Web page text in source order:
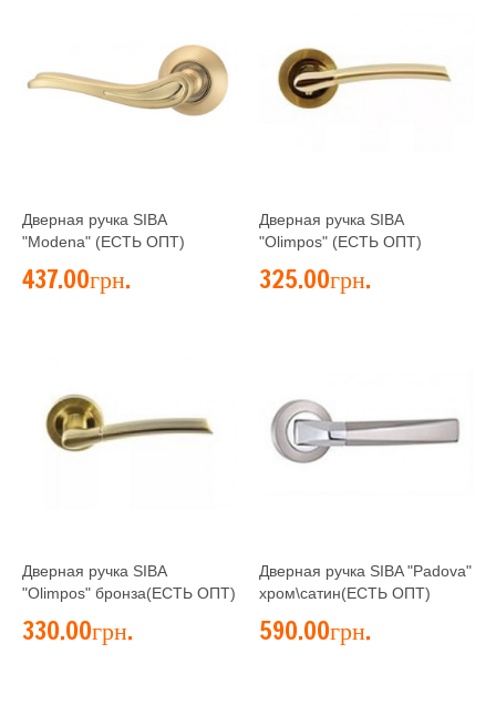
Дверная ручка SIBA
"Modena" (ЕСТЬ ОПТ)
437.00грн.
Дверная ручка SIBA
"Olimpos" (ЕСТЬ ОПТ)
325.00грн.
Дверная ручка SIBA
"Olimpos" бронза(ЕСТЬ ОПТ)
330.00грн.
Дверная ручка SIBA "Padova"
хром\сатин(ЕСТЬ ОПТ)
590.00грн.